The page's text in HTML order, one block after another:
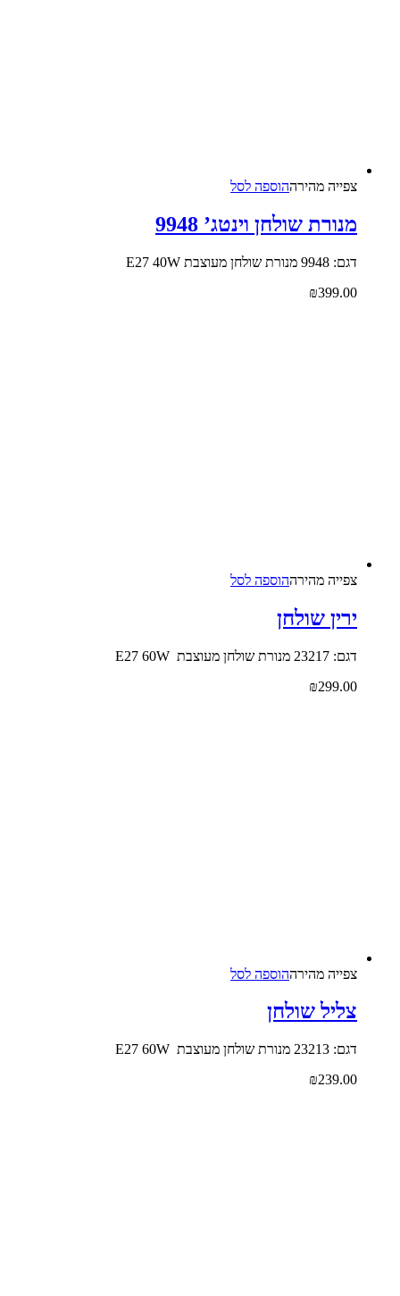
צפייה‬ ‫מהירה‬הוספה לסל
מנורת שולחן וינטג’ 9948
דגם: 9948 מנורת שולחן מעוצבת E27 40W
₪399.00
צפייה‬ ‫מהירה‬הוספה לסל
ירין שולחן
דגם: 23217 מנורת שולחן מעוצבת E27 60W
₪299.00
צפייה‬ ‫מהירה‬הוספה לסל
צליל שולחן
דגם: 23213 מנורת שולחן מעוצבת E27 60W
₪239.00